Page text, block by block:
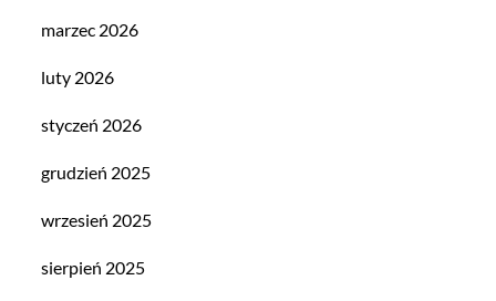
marzec 2026
luty 2026
styczeń 2026
grudzień 2025
wrzesień 2025
sierpień 2025